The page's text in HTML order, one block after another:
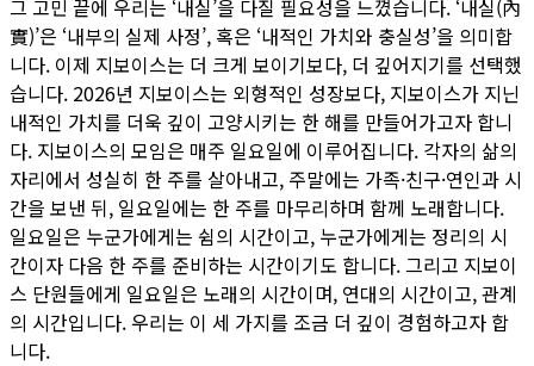
그 고민 끝에 우리는 ‘내실’을 다질 필요성을 느꼈습니다. ‘내실(內
實)’은 ‘내부의 실제 사정’, 혹은 ‘내적인 가치와 충실성’을 의미합
니다. 이제 지보이스는 더 크게 보이기보다, 더 깊어지기를 선택했
습니다. 2026년 지보이스는 외형적인 성장보다, 지보이스가 지닌
내적인 가치를 더욱 깊이 고양시키는 한 해를 만들어가고자 합니
다. 지보이스의 모임은 매주 일요일에 이루어집니다. 각자의 삶의
자리에서 성실히 한 주를 살아내고, 주말에는 가족·친구·연인과 시
간을 보낸 뒤, 일요일에는 한 주를 마무리하며 함께 노래합니다.
일요일은 누군가에게는 쉼의 시간이고, 누군가에게는 정리의 시
간이자 다음 한 주를 준비하는 시간이기도 합니다. 그리고 지보이
스 단원들에게 일요일은 노래의 시간이며, 연대의 시간이고, 관계
의 시간입니다. 우리는 이 세 가지를 조금 더 깊이 경험하고자 합
니다.